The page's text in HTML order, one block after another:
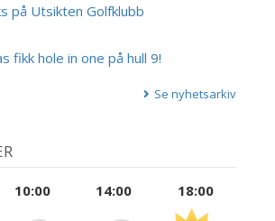
på Utsikten Golfklubb
fikk hole in one på hull 9!
Se nyhetsarkiv
10:00 14:00 18:00